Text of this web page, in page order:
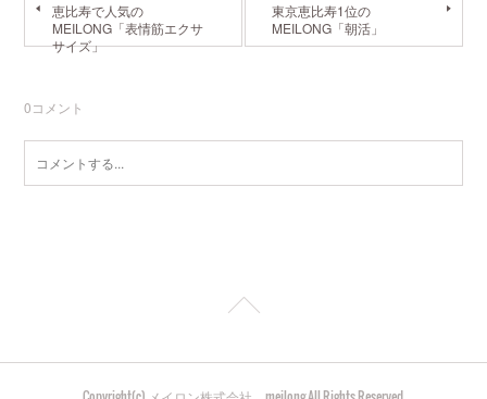
恵比寿で人気の
MEILONG「表情筋エクサ
サイズ」
東京恵比寿1位の
MEILONG「朝活」
0コメント